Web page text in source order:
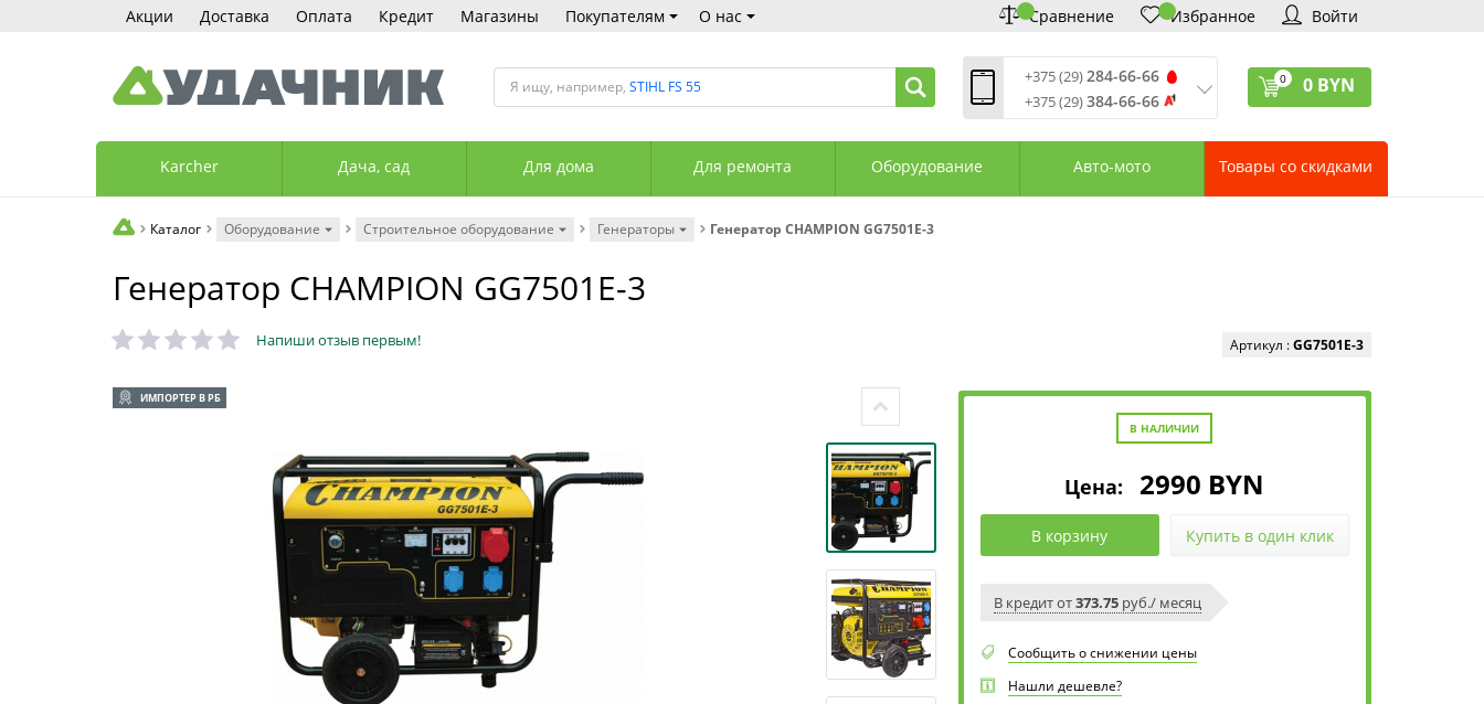
Акции Доставка Оплата Кредит Магазины Покупателям О нас Сравнение Избранное Войти
Я ищу, например, STIHL FS 55 +375 (29)284-66-66
+375 (29)384-66-66
Сб: 10:00—18:00
0 0 BYN
Karcher Дача, сад Для дома Для ремонта Оборудование Авто-мото Товары со скидками
Каталог Оборудование Строительное оборудование Генераторы Генератор CHAMPION GG7501E-3
Генератор CHAMPION GG7501E-3
Напиши отзыв первым!
ИМПОРТЕР В РБ
Артикул :GG7501E-3
В НАЛИЧИИ
Цена: 2990 BYN
В корзину Купить в один клик
В кредит от373.75руб./ месяц
Сообщить о снижении цены
Нашли дешевле?